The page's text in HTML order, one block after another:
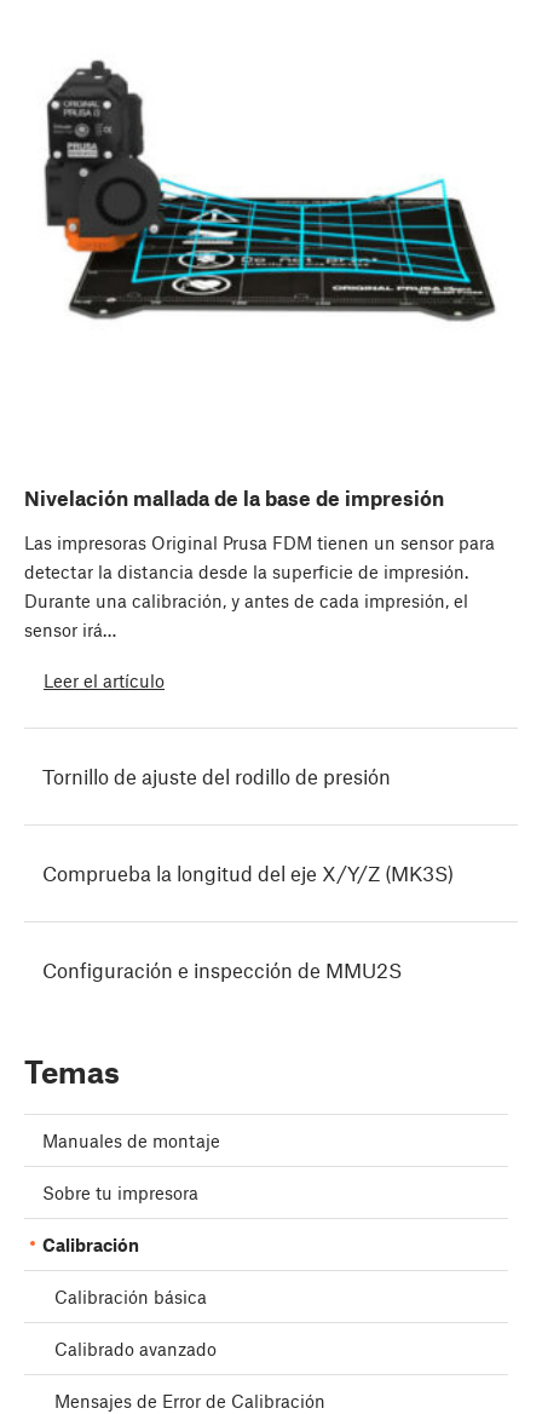
Nivelación mallada de la base de impresión
Las impresoras Original Prusa FDM tienen un sensor para
detectar la distancia desde la superficie de impresión.
Durante una calibración, y antes de cada impresión, el
sensor irá…
Leer el artículo
Tornillo de ajuste del rodillo de presión
Comprueba la longitud del eje X/Y/Z (MK3S)
Configuración e inspección de MMU2S
Temas
Manuales de montaje
Sobre tu impresora
Calibración
Calibración básica
Calibrado avanzado
Mensajes de Error de Calibración